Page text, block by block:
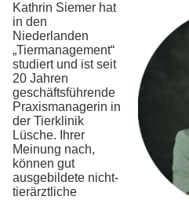
Kathrin Siemer hat
in den
Niederlanden
„Tiermanagement“
studiert und ist seit
20 Jahren
geschäftsführende
Praxismanagerin in
der Tierklinik
Lüsche. Ihrer
Meinung nach,
können gut
ausgebildete nicht-
tierärztliche